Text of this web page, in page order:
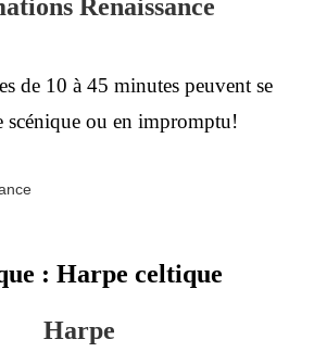
de 10 à 45 minutes peuvent se
scénique ou en impromptu!
: Harpe celtique